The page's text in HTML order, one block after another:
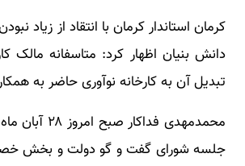
کرمان استاندار کرمان با انتقاد از زیاد
دانش بنیان اظهار کرد: متاسفانه مالک
تبدیل آن به کارخانه نوآوری حاضر به
محمدمهدی
جلسه شورای گفت و گو دولت و بخش